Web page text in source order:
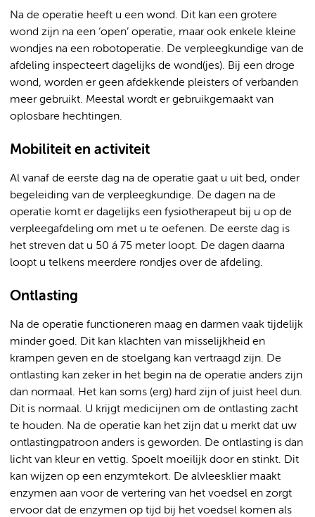
Na de operatie heeft u een wond. Dit kan een grotere
wond zijn na een ‘open’ operatie, maar ook enkele kleine
wondjes na een robotoperatie. De verpleegkundige van de
afdeling inspecteert dagelijks de wond(jes). Bij een droge
wond, worden er geen afdekkende pleisters of verbanden
meer gebruikt. Meestal wordt er gebruikgemaakt van
oplosbare hechtingen.
Mobiliteit en activiteit
Al vanaf de eerste dag na de operatie gaat u uit bed, onder
begeleiding van de verpleegkundige. De dagen na de
operatie komt er dagelijks een fysiotherapeut bij u op de
verpleegafdeling om met u te oefenen. De eerste dag is
het streven dat u 50 á 75 meter loopt. De dagen daarna
loopt u telkens meerdere rondjes over de afdeling.
Ontlasting
Na de operatie functioneren maag en darmen vaak tijdelijk
minder goed. Dit kan klachten van misselijkheid en
krampen geven en de stoelgang kan vertraagd zijn. De
ontlasting kan zeker in het begin na de operatie anders zijn
dan normaal. Het kan soms (erg) hard zijn of juist heel dun.
Dit is normaal. U krijgt medicijnen om de ontlasting zacht
te houden. Na de operatie kan het zijn dat u merkt dat uw
ontlastingpatroon anders is geworden. De ontlasting is dan
licht van kleur en vettig. Spoelt moeilijk door en stinkt. Dit
kan wijzen op een enzymtekort. De alvleesklier maakt
enzymen aan voor de vertering van het voedsel en zorgt
ervoor dat de enzymen op tijd bij het voedsel komen als